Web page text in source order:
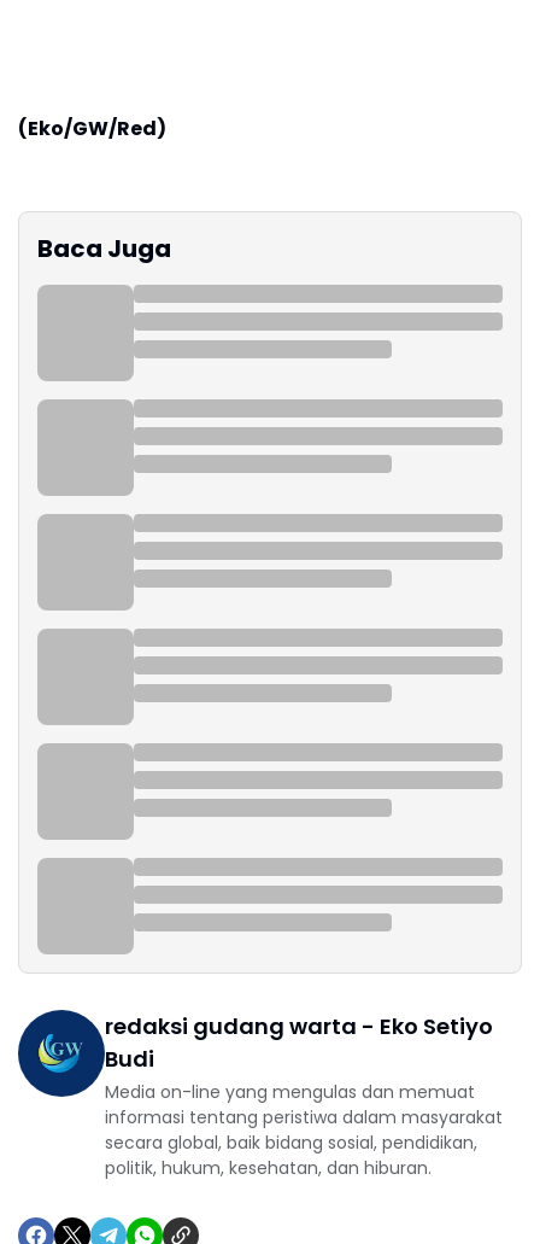
(Eko/GW/Red)
Baca Juga
redaksi gudang warta - Eko Setiyo
Budi
Media on-line yang mengulas dan memuat
informasi tentang peristiwa dalam masyarakat
secara global, baik bidang sosial, pendidikan,
politik, hukum, kesehatan, dan hiburan.